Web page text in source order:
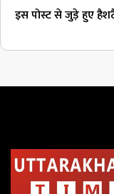
इस पोस्ट से जुड़े हुए